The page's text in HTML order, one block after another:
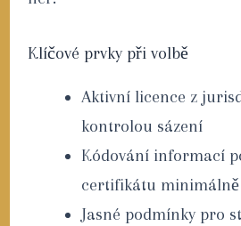
Klíčové prvky při volbě
Aktivní licence z
kontrolou sázení
Kódování informací
certifikátu minimálně
Jasné podmínky pro